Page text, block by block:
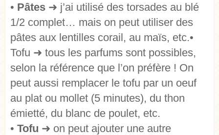
• Pâtes ➜ j’ai utilisé des torsades au blé
1/2 complet… mais on peut utiliser des
pâtes aux lentilles corail, au maïs, etc. •
Tofu ➜ tous les parfums sont possibles,
selon la référence que l’on préfère ! On
peut aussi remplacer le tofu par un oeuf
au plat ou mollet (5 minutes), du thon
émietté, du blanc de poulet, etc.
• Tofu ➜ on peut ajouter une autre